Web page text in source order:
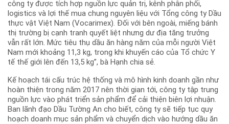
công ty được tích hợp nguồn lực quản trị, kênh phân phối,
logistics và lợi thế mua chung nguyên liệu với Tổng công ty Dầu
thực vật Việt Nam (Vocarimex). Đối với bên ngoài, miếng bánh
thị trường bị cạnh tranh quyết liệt nhưng dư địa tăng trưởng
vẫn rất lớn. Mức tiêu thụ dầu ăn hàng năm của mỗi người Việt
Nam mới khoảng 11,3 kg, trong khi khuyến cáo của Tổ chức Y
tế thế giới lên đến 13,5 kg”, bà Hạnh chia sẻ.
Kế hoạch tái cấu trúc hệ thống và mô hình kinh doanh gần như
hoàn thiện trong năm 2017 nên thời gian tới, công ty tập trung
nguồn lực vào phát triển sản phẩm để cải thiện biên lợi nhuận.
Ban lãnh đạo Dầu Tường An cho biết, công ty sẽ tiếp tục quy
hoạch doanh mục sản phẩm và chuyển dịch vào hướng dầu ăn